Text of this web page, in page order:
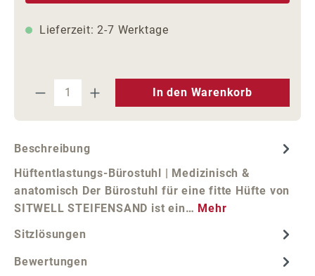
Lieferzeit: 2-7 Werktage
Produkt Anzahl: Gib den
In den Warenkorb
Beschreibung
Hüftentlastungs-Bürostuhl | Medizinisch &
anatomisch Der Bürostuhl für eine fitte Hüfte von
SITWELL STEIFENSAND ist ein… Mehr
Sitzlösungen
Bewertungen